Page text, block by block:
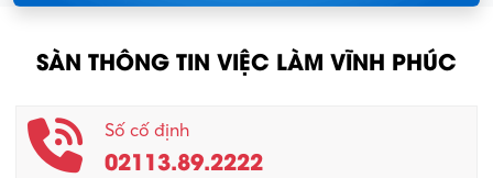
SÀN THÔNG TIN VIỆC LÀM VĨNH PHÚC
Số cố định
02113.89.2222